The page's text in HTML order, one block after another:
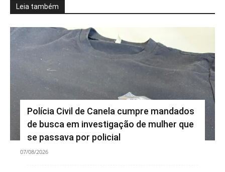
Leia também
Polícia Civil de Canela cumpre mandados
de busca em investigação de mulher que
se passava por policial
07/08/2026